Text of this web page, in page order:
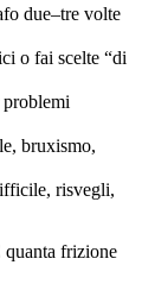
due–tre volte
o fai scelte “di
bruxismo,
risvegli,
quanta frizione